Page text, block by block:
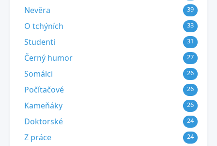
Nevěra 39
O tchýních 33
Studenti 31
Černý humor 27
Somálci 26
Počítačové 26
Kameňáky 26
Doktorské 24
Z práce 24